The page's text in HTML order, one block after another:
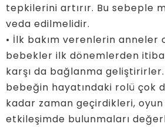
tepkilerini artırır. Bu sebeple
veda edilmelidir.
• İlk bakım verenlerin anneler
bebekler ilk dönemlerden
karşı da bağlanma geliştirirler.
bebeğin hayatındaki rolü çok
kadar zaman geçirdikleri, oyun
etkileşimde bulunmaları